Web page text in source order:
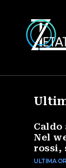
Nel
rossi,
ULTIMA